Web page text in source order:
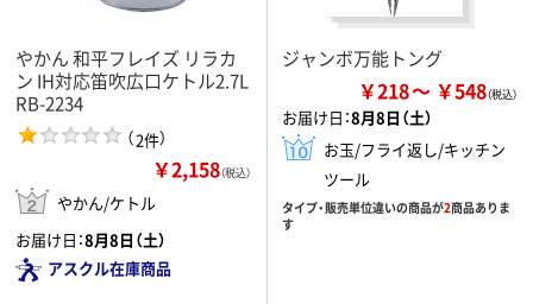
やかん 和平フレイズ リラカ
ン IH対応笛吹広口ケトル2.7L
RB-2234
（2件）
￥2,158（税込）
やかん/ケトル
お届け日：8月8日（土）
アスクル在庫商品
ジャンボ万能トング
￥218 ￥548
お届け日：8月8日（土）
お玉/フライ返し/キッチン
ツール
タイプ・販売単位違いの商品が2商品ありま
す